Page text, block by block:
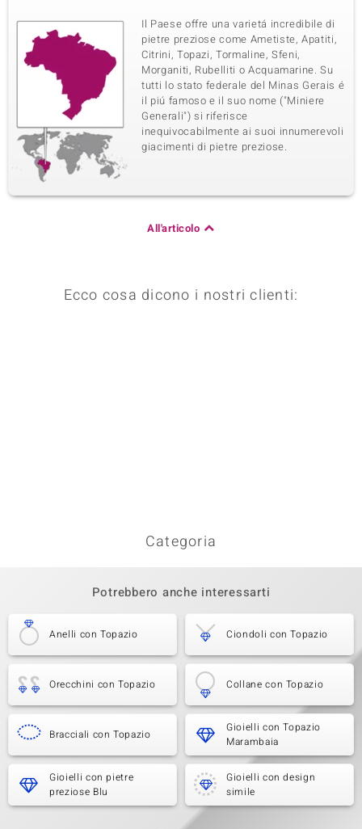
Il Paese offre una varietá incredibile di
pietre preziose come Ametiste, Apatiti,
Citrini, Topazi, Tormaline, Sfeni,
Morganiti, Rubelliti o Acquamarine. Su
tutti lo stato federale del Minas Gerais é
il piú famoso e il suo nome ("Miniere
Generali") si riferisce
inequivocabilmente ai suoi innumerevoli
giacimenti di pietre preziose.
All'articolo
Ecco cosa dicono i nostri clienti:
Categoria
Potrebbero anche interessarti
Anelli con Topazio Ciondoli con Topazio
Orecchini con Topazio Collane con Topazio
Bracciali con Topazio
Gioielli con Topazio
Marambaia
Gioielli con pietre
preziose Blu
Gioielli con design
simile